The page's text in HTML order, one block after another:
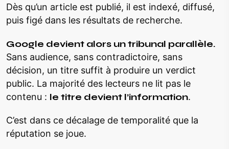
Dès qu’un article est publié, il est indexé, diffusé,
puis figé dans les résultats de recherche.
Google devient alors un tribunal parallèle.
Sans audience, sans contradictoire, sans
décision, un titre suffit à produire un verdict
public. La majorité des lecteurs ne lit pas le
contenu : le titre devient l’information.
C’est dans ce décalage de temporalité que la
réputation se joue.